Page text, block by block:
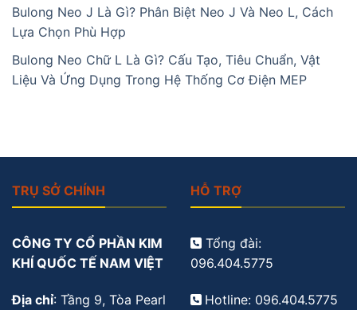
Bulong Neo J Là Gì? Phân Biệt Neo J Và Neo L, Cách
Lựa Chọn Phù Hợp
Bulong Neo Chữ L Là Gì? Cấu Tạo, Tiêu Chuẩn, Vật
Liệu Và Ứng Dụng Trong Hệ Thống Cơ Điện MEP
TRỤ SỞ CHÍNH
CÔNG TY CỔ PHẦN KIM
KHÍ QUỐC TẾ NAM VIỆT
Địa chỉ: Tầng 9, Tòa Pearl
HỖ TRỢ
Tổng đài:
096.404.5775
Hotline: 096.404.5775